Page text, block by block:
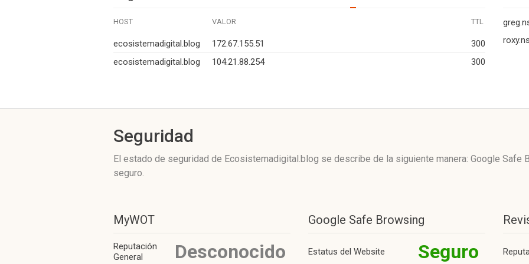
HOST VALOR TTL
ecosistemadigital.blog 172.67.155.51
300
ecosistemadigital.blog
104.21.88.254 300
Seguridad
El estado de seguridad de Ecosistemadigital.blog se describe de la siguiente manera: Google Safe
seguro.
MyWOT
Reputación
General
Desconocido
Google Safe Browsing
Estatus del Website Seguro